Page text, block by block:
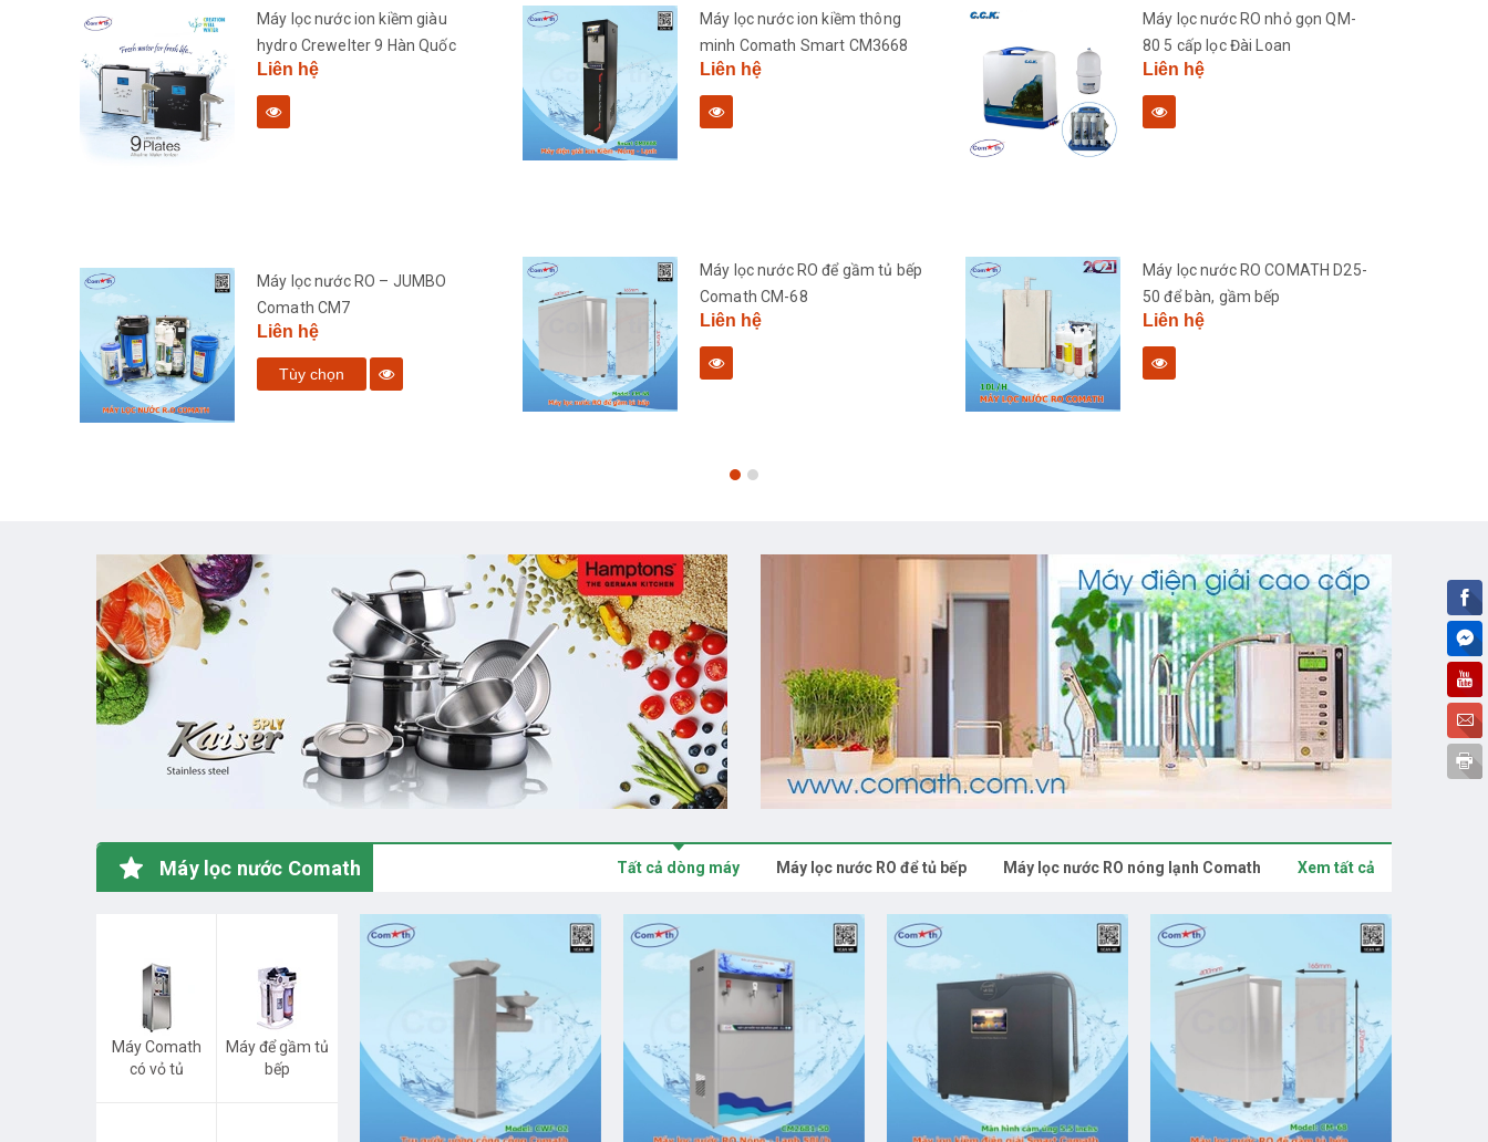
Máy lọc nước ion kiềm giàu
hydro Crewelter 9 Hàn Quốc
Liên hệ
Máy lọc nước RO – JUMBO
Comath CM7
Liên hệ
Tùy chọn
Máy lọc nước ion kiềm thông
minh Comath Smart CM3668
Liên hệ
Máy lọc nước RO để gầm tủ bếp
Comath CM-68
Liên hệ
Máy lọc nước RO nhỏ gọn QM-
80 5 cấp lọc Đài Loan
Liên hệ
Máy lọc nước RO COMATH D25-
50 để bàn, gầm bếp
Liên hệ
Máy lọc nước Comath Tất cả dòng máy Máy lọc nước RO để tủ bếp Máy lọc nước RO nóng lạnh Comath Xem tất cả
Máy Comath
có vỏ tủ
Máy để gầm tủ
bếp